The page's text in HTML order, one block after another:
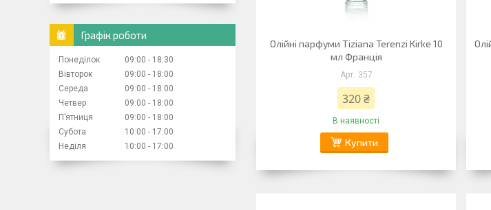
Олійні парфуми Tiziana Terenzi Kirke 10
мл Франція
357
320 ₴
В наявності
Купити
Графік роботи
Понеділок 09:00
18:30
Вівторок
09:00
18:00
Середа
09:00
18:00
Четвер
09:00
18:00
Пʼятниця
09:00
18:00
Субота
10:00
17:00
Неділя
10:00 17:00